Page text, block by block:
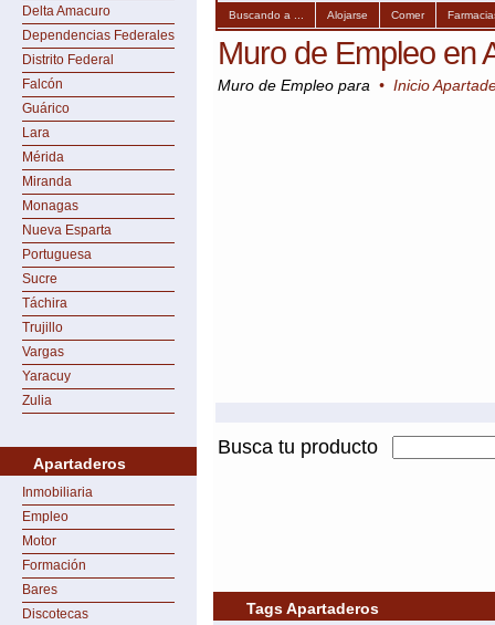
Delta Amacuro
Dependencias Federales
Distrito Federal
Falcón
Guárico
Lara
Mérida
Miranda
Monagas
Nueva Esparta
Portuguesa
Sucre
Táchira
Trujillo
Vargas
Yaracuy
Zulia
Apartaderos
Inmobiliaria
Empleo
Motor
Formación
Bares
Discotecas
Buscando a ... Alojarse Comer
Muro de Empleo en
Muro de Empleo para • Inicio
Busca tu producto
Tags Apartaderos